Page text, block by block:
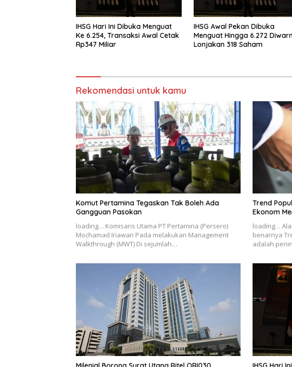
IHSG Hari Ini Dibuka Menguat
Ke 6.254, Transaksi Awal Cetak
Rp347 Miliar
IHSG Awal Pekan Dibuka
Menguat Hingga 6.272
Lonjakan 318 Saham
Rekomendasi untuk kamu
Komut Pertamina Tegaskan Tak Boleh Ada
Gangguan Pasokan
loading… Komisaris Utama PT Pertamina (Persero)
Mochamad Iriawan Pada melakukan Management
Walkthrough (MWT) Di sejumlah…
Trend
Ekonom
loading…
benarnya
adalah